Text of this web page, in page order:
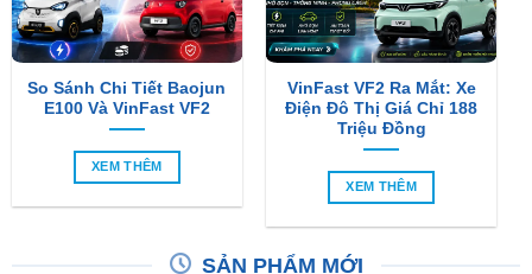
So Sánh Chi Tiết Baojun
E100 Và VinFast VF2
XEM THÊM
VinFast VF2 Ra Mắt: Xe
Điện Đô Thị Giá Chỉ 188
Triệu Đồng
XEM THÊM
SẢN PHẨM MỚI